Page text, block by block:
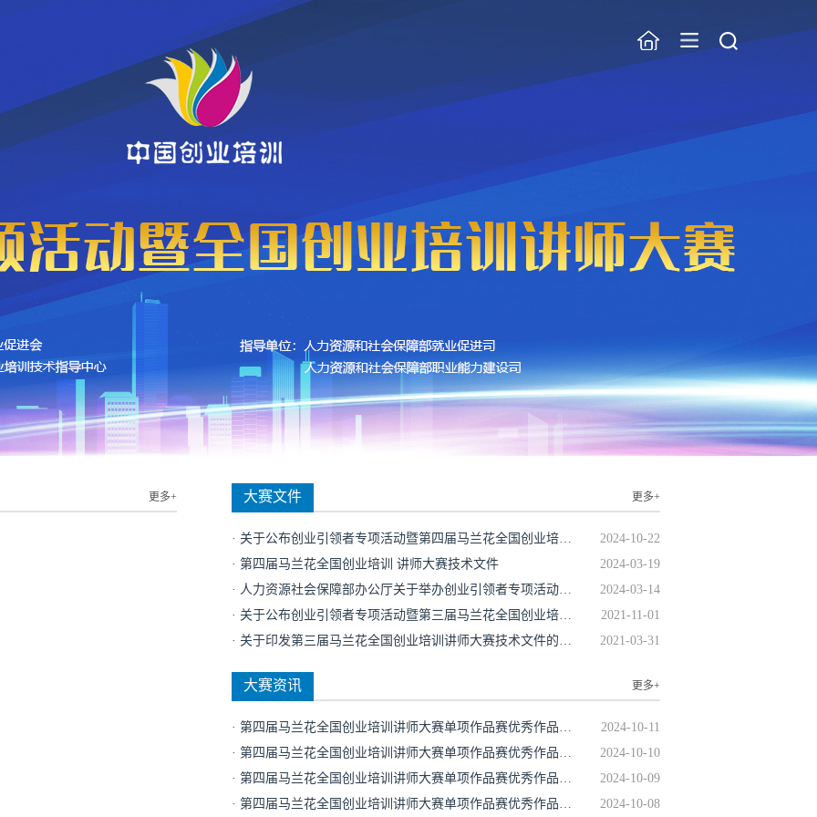
更多+ 大赛文件 更多+
· 关于公布创业引领者专项活动暨第四届马兰花全国创业培训讲师大赛获奖单位和个人综合能力赛获奖选手的通知（中就培函〔2024〕83号）
2024-10-22
· 第四届马兰花全国创业培训 讲师大赛技术文件
2024-03-19
· 人力资源社会保障部办公厅关于举办创业引领者专项活动暨第四届马兰花全国创业培训讲师大赛的通知
2024-03-14
· 关于公布创业引领者专项活动暨第三届马兰花全国创业培训讲师大赛马兰花创业培训微课赛获奖作品的通知（中就培函〔2021〕68号）
2021-11-01
· 关于印发第三届马兰花全国创业培训讲师大赛技术文件的通知（中就培发〔2021〕1号）
2021-03-31
大赛资讯 更多+
· 第四届马兰花全国创业培训讲师大赛单项作品赛优秀作品展示（八）
2024-10-11
· 第四届马兰花全国创业培训讲师大赛单项作品赛优秀作品展示（七）
2024-10-10
· 第四届马兰花全国创业培训讲师大赛单项作品赛优秀作品展示（六）
2024-10-09
· 第四届马兰花全国创业培训讲师大赛单项作品赛优秀作品展示（五）
2024-10-08